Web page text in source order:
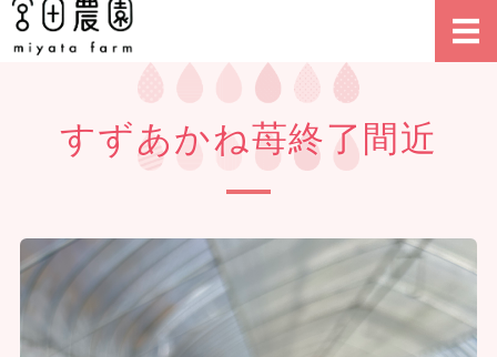
北海道乙部町のイチゴ農
宮田農園の特長
会社概要
ご注文について
すずあかね苺終了間近